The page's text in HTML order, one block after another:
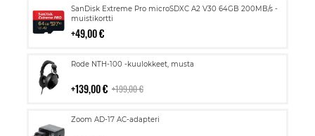
SanDisk Extreme Pro microSDXC A2 V30 64GB 200MB/s -
muistikortti
49,00 €
Lisää
ostoskoriin
Rode NTH-100 -kuulokkeet, musta
139,00 € 199,00 €
Lisää
Zoom AD-17 AC-adapteri
Lisää